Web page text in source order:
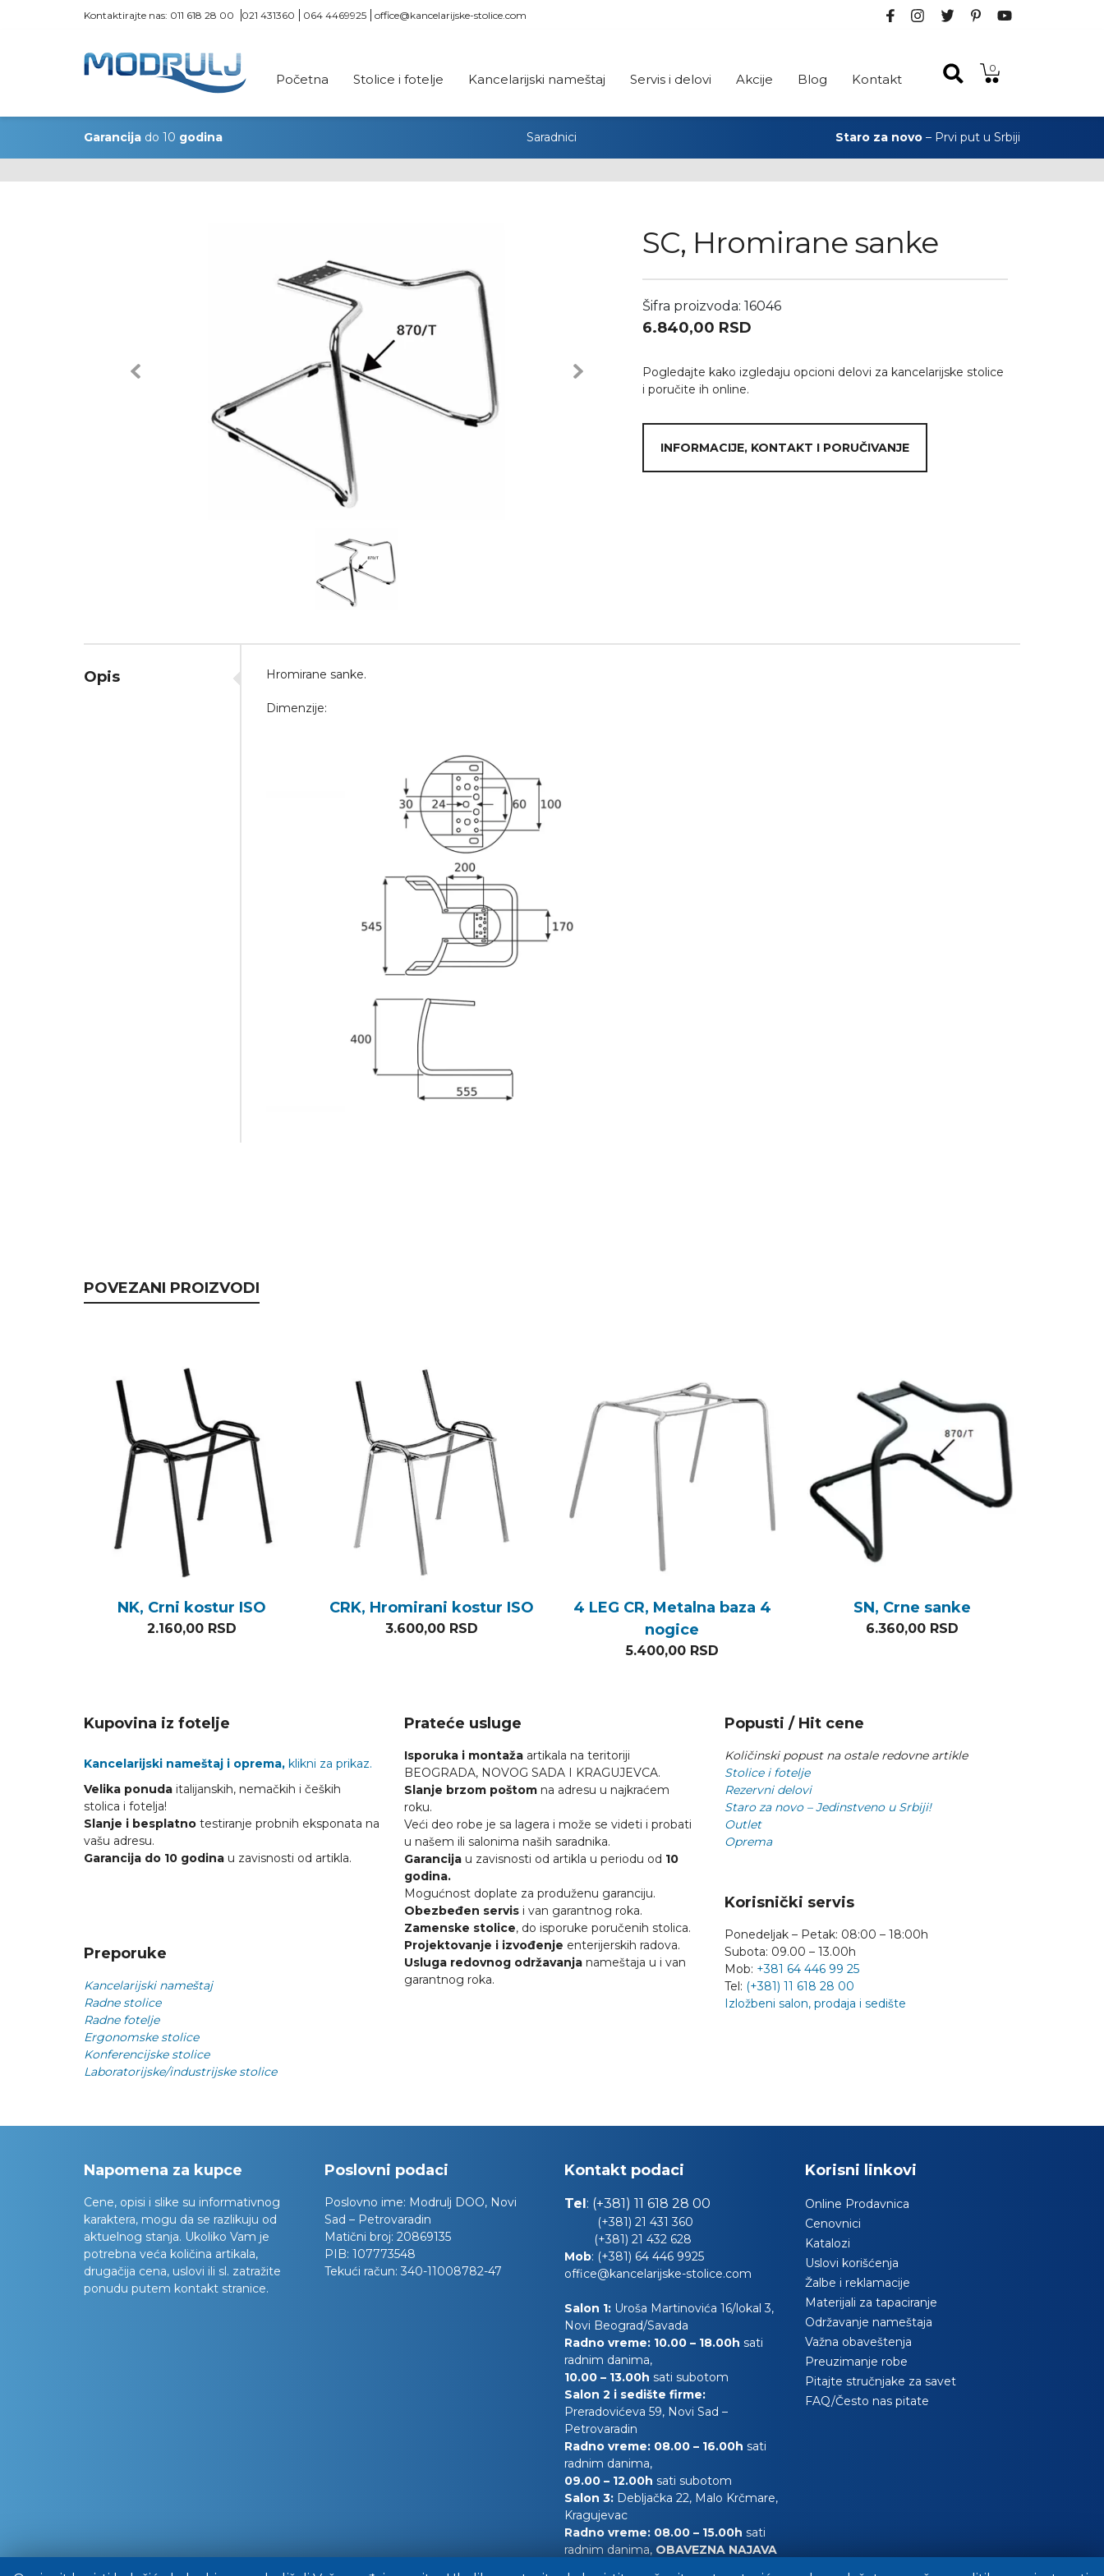
Kontaktirajte nas: 011 618 28 00 021 431360 064 4469925 office@kancelarijske-stolice.com
Početna Stolice i fotelje Kancelarijski nameštaj Servis i delovi Akcije Blog Kontakt
0
Garancija do 10 godina Saradnici Staro za novo– Prvi put u Srbiji
Previous Next
SC, Hromirane sanke
Šifra proizvoda: 16046
6.840,00 RSD
Pogledajte kako izgledaju opcioni delovi za kancelarijske stolice
i poručite ih online.
INFORMACIJE, KONTAKT I PORUČIVANJE
Opis Hromirane sanke.
Dimenzije:
POVEZANI PROIZVODI
NK, Crni kostur ISO
2.160,00 RSD
CRK, Hromirani kostur ISO
3.600,00 RSD
4 LEG CR, Metalna baza 4
nogice
5.400,00 RSD
SN, Crne sanke
6.360,00 RSD
Kupovina iz fotelje
Kancelarijski nameštaj i oprema, klikni za prikaz.
Velika ponuda italijanskih, nemačkih i čeških
stolica i fotelja!
Slanje i besplatno testiranje probnih eksponata na
vašu adresu.
Garancija do 10 godina u zavisnosti od artikla.
Preporuke
Kancelarijski nameštaj
Radne stolice
Radne fotelje
Ergonomske stolice
Konferencijske stolice
Laboratorijske/industrijske stolice
Prateće usluge
Isporuka i montažaartikala na teritoriji
BEOGRADA, NOVOG SADA I KRAGUJEVCA.
Slanje brzom poštomna adresu u najkraćem
roku.
Veći deo robe je sa lagera i može se videti i probati
u našem ili salonima naših saradnika.
Garancijau zavisnosti od artikla u periodu od 10
godina.
Mogućnost doplate za produženu garanciju.
Obezbeđen servisi van garantnog roka.
Zamenske stolice, do isporuke poručenih stolica.
Projektovanje i izvođenje enterijerskih radova.
Usluga redovnog održavanjanameštaja u i van
garantnog roka.
Popusti / Hit cene
Količinski popust na ostale redovne artikle
Stolice i fotelje
Rezervni delovi
Staro za novo – Jedinstveno u Srbiji!
Outlet
Oprema
Korisnički servis
Ponedeljak – Petak: 08:00 – 18:00h
Subota: 09.00 – 13.00h
Mob: +381 64 446 99 25
Tel: (+381) 11 618 28 00
Izložbeni salon, prodaja i sedište
Napomena za kupce
Cene, opisi i slike su informativnog
karaktera, mogu da se razlikuju od
aktuelnog stanja. Ukoliko Vam je
potrebna veća količina artikala,
drugačija cena, uslovi ili sl. zatražite
ponudu putem kontakt stranice.
Poslovni podaci
Poslovno ime: Modrulj DOO, Novi
Sad – Petrovaradin
Matični broj: 20869135
PIB: 107773548
Tekući račun: 340-11008782-47
Kontakt podaci
Tel: (+381) 11 618 28 00
(+381) 21 431 360
(+381) 21 432 628
Mob: (+381) 64 446 9925
office@kancelarijske-stolice.com
Salon 1: Uroša Martinovića 16/lokal 3,
Novi Beograd/Savada
Radno vreme: 10.00 – 18.00h sati
radnim danima,
10.00 – 13.00h sati subotom
Salon 2 i sedište firme:
Preradovićeva 59, Novi Sad –
Petrovaradin
Radno vreme: 08.00 – 16.00h sati
radnim danima,
09.00 – 12.00h sati subotom
Salon 3: Debljačka 22, Malo Krčmare,
Kragujevac
Radno vreme: 08.00 – 15.00h sati
radnim danima, OBAVEZNA NAJAVA
Korisni linkovi
Online Prodavnica
Cenovnici
Katalozi
Uslovi korišćenja
Žalbe i reklamacije
Materijali za tapaciranje
Održavanje nameštaja
Važna obaveštenja
Preuzimanje robe
Pitajte stručnjake za savet
FAQ/Često nas pitate